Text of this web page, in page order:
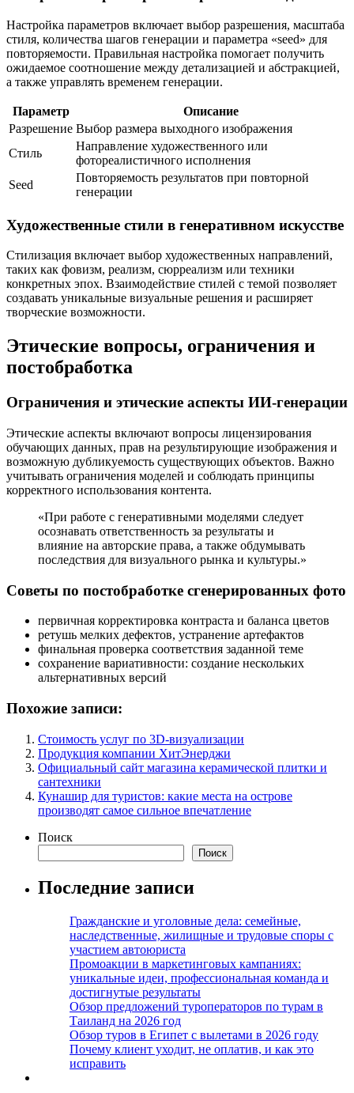
Настройка параметров включает выбор разрешения, масштаба
стиля, количества шагов генерации и параметра «seed» для
повторяемости. Правильная настройка помогает получить
ожидаемое соотношение между детализацией и абстракцией,
а также управлять временем генерации.
Параметр
Описание
Разрешение Выбор размера выходного изображения
Стиль
Направление художественного или
фотореалистичного исполнения
Seed
Повторяемость результатов при повторной
генерации
Художественные стили в генеративном искусстве
Стилизация включает выбор художественных направлений,
таких как фовизм, реализм, сюрреализм или техники
конкретных эпох. Взаимодействие стилей с темой позволяет
создавать уникальные визуальные решения и расширяет
творческие возможности.
Этические вопросы, ограничения и
постобработка
Ограничения и этические аспекты ИИ-генерации
Этические аспекты включают вопросы лицензирования
обучающих данных, прав на результирующие изображения и
возможную дубликуемость существующих объектов. Важно
учитывать ограничения моделей и соблюдать принципы
корректного использования контента.
«При работе с генеративными моделями следует
осознавать ответственность за результаты и
влияние на авторские права, а также обдумывать
последствия для визуального рынка и культуры.»
Советы по постобработке сгенерированных фото
первичная корректировка контраста и баланса цветов
ретушь мелких дефектов, устранение артефактов
финальная проверка соответствия заданной теме
сохранение вариативности: создание нескольких
альтернативных версий
Похожие записи:
Стоимость услуг по 3D-визуализации
Продукция компании ХитЭнерджи
Официальный сайт магазина керамической плитки и
сантехники
Кунашир для туристов: какие места на острове
производят самое сильное впечатление
Поиск
Поиск
Последние записи
Гражданские и уголовные дела: семейные,
наследственные, жилищные и трудовые споры с
участием автоюриста
Промоакции в маркетинговых кампаниях:
уникальные идеи, профессиональная команда и
достигнутые результаты
Обзор предложений туроператоров по турам в
Таиланд на 2026 год
Обзор туров в Египет с вылетами в 2026 году
Почему клиент уходит, не оплатив, и как это
исправить